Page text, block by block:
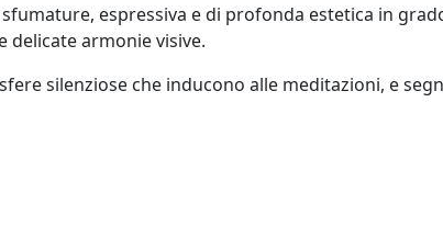
espressiva e di profonda estetica in
delicate armonie visive.
silenziose che inducono alle meditazioni, e